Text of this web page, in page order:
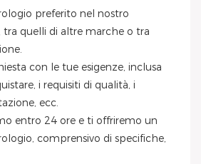
preferito nel nostro
quelli di altre marche o tra
i requisiti di qualità, i
ecc.
comprensivo di specifiche,